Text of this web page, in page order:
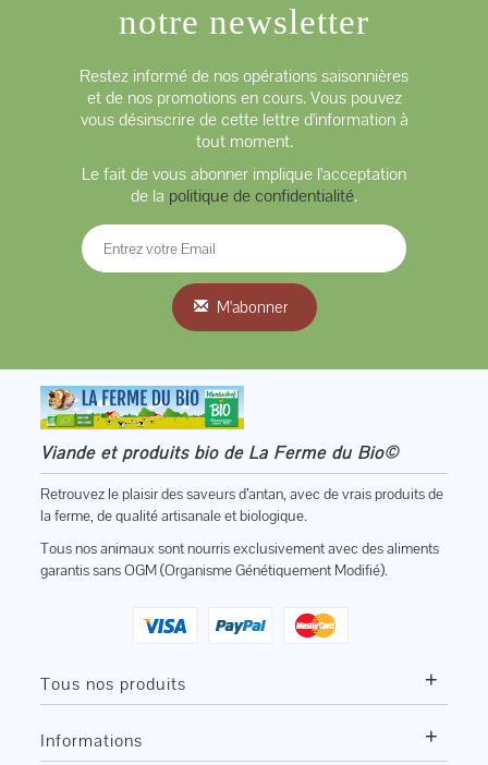
notre newsletter
Restez informé de nos opérations saisonnières
et de nos promotions en cours. Vous pouvez
vous désinscrire de cette lettre d'information à
tout moment.
Le fait de vous abonner implique l'acceptation
de la politique de confidentialité.
M'abonner
Viande et produits bio de La Ferme du Bio©
Retrouvez le plaisir des saveurs d’antan, avec de vrais produits de
la ferme, de qualité artisanale et biologique.
Tous nos animaux sont nourris exclusivement avec des aliments
garantis sans OGM (Organisme Génétiquement Modifié).
Tous nos produits +
Informations +